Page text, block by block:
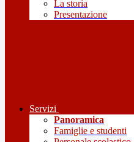
La storia
Presentazione
Servizi
Panoramica
Famiglie e studenti